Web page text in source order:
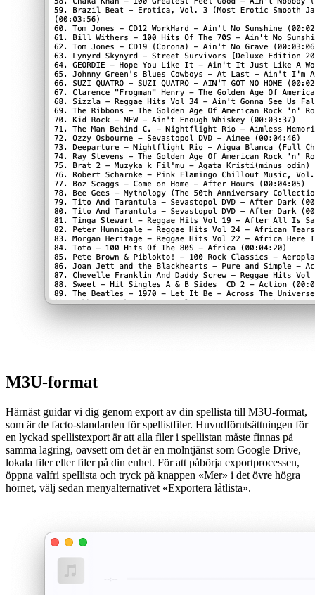
M3U-format
Härnäst guidar vi dig genom export av din spellista till M3U-format,
som är de facto-standarden för spellistfiler. Huvudförutsättningen för
en lyckad spellistexport är att alla filer i spellistan måste finnas på
samma lagring, oavsett om det är en molntjänst som Google Drive,
lokala filer eller filer på din enhet. För att påbörja exportprocessen,
öppna valfri spellista och tryck på knappen «Mer» i det övre högra
hörnet, välj sedan menyalternativet «Exportera låtlista».